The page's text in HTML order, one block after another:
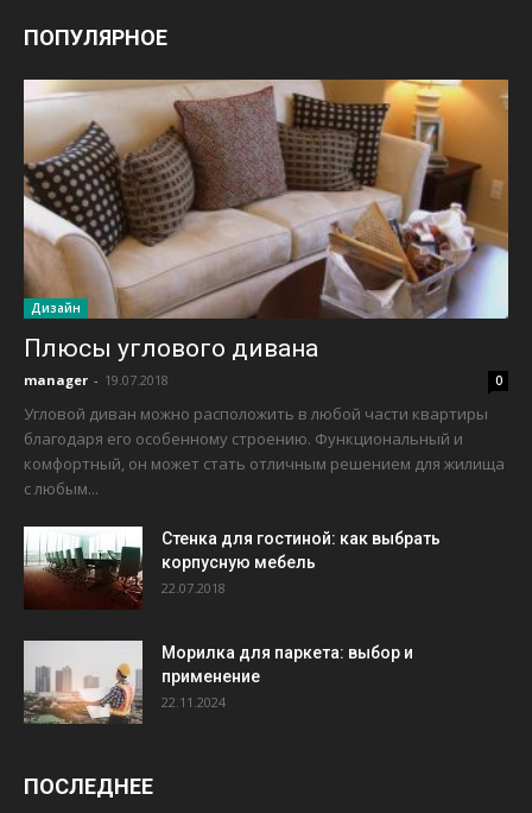
ПОПУЛЯРНОЕ
Дизайн
Плюсы углового дивана
manager - 19.07.2018 0
Угловой диван можно расположить в любой части квартиры
благодаря его особенному строению. Функциональный и
комфортный, он может стать отличным решением для жилища
с любым...
Стенка для гостиной: как выбрать
корпусную мебель
22.07.2018
Морилка для паркета: выбор и
применение
22.11.2024
ПОСЛЕДНЕЕ